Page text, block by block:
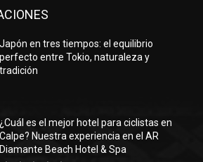
Japón en tres tiempos: el equilibrio
perfecto entre Tokio, naturaleza y
tradición
¿Cuál es el mejor hotel para ciclistas en
Calpe? Nuestra experiencia en el AR
Diamante Beach Hotel & Spa